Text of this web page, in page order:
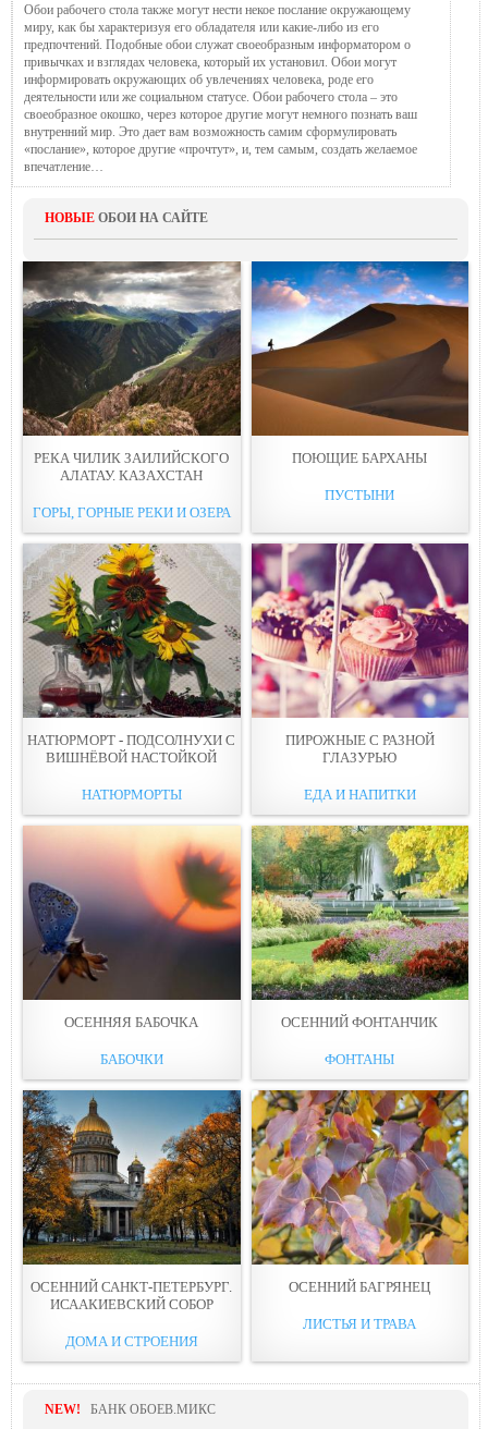
Обои рабочего стола также могут нести некое послание окружающему
миру, как бы характеризуя его обладателя или какие-либо из его
предпочтений. Подобные обои служат своеобразным информатором о
привычках и взглядах человека, который их установил. Обои могут
информировать окружающих об увлечениях человека, роде его
деятельности или же социальном статусе. Обои рабочего стола – это
своеобразное окошко, через которое другие могут немного познать ваш
внутренний мир. Это дает вам возможность самим сформулировать
«послание», которое другие «прочтут», и, тем самым, создать желаемое
впечатление…
НОВЫЕ ОБОИ НА САЙТЕ
РЕКА ЧИЛИК ЗАИЛИЙСКОГО
АЛАТАУ. КАЗАХСТАН
ГОРЫ, ГОРНЫЕ РЕКИ И ОЗЕРА
ПОЮЩИЕ БАРХАНЫ
ПУСТЫНИ
НАТЮРМОРТ - ПОДСОЛНУХИ С
ВИШНЁВОЙ НАСТОЙКОЙ
НАТЮРМОРТЫ
ПИРОЖНЫЕ С РАЗНОЙ
ГЛАЗУРЬЮ
ЕДА И НАПИТКИ
ОСЕННЯЯ БАБОЧКА
БАБОЧКИ
ОСЕННИЙ ФОНТАНЧИК
ФОНТАНЫ
ОСЕННИЙ САНКТ-ПЕТЕРБУРГ.
ИСААКИЕВСКИЙ СОБОР
ДОМА И СТРОЕНИЯ
ОСЕННИЙ БАГРЯНЕЦ
ЛИСТЬЯ И ТРАВА
NEW! БАНК ОБОЕВ.МИКС